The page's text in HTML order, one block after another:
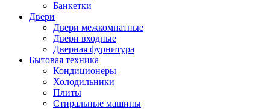
Банкетки
Двери
Двери межкомнатные
Двери входные
Дверная фурнитура
Бытовая техника
Кондиционеры
Холодильники
Плиты
Стиральные машины